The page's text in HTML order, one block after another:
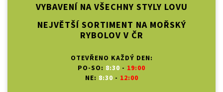
VYBAVENÍ NA VŠECHNY STYLY LOVU
NEJVĚTŠÍ SORTIMENT NA MOŘSKÝ
RYBOLOV V ČR
OTEVŘENO KAŽDÝ DEN:
PO-SO: 8:30 - 19:00
NE: 8:30 - 12:00